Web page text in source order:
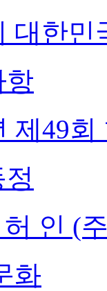
대한민
항
제49
인 (
화